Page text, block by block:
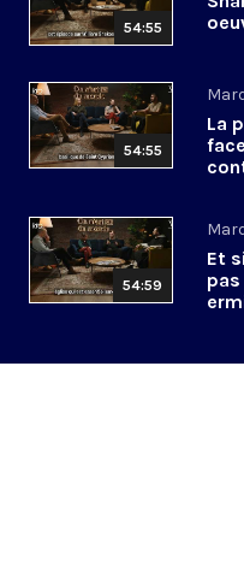
54:55
54:55
La
54:59
Et